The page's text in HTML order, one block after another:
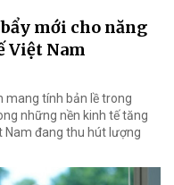
mới cho năng
Việt Nam
mang tính bản lề trong
những nền kinh tế tăng
Nam đang thu hút lượng